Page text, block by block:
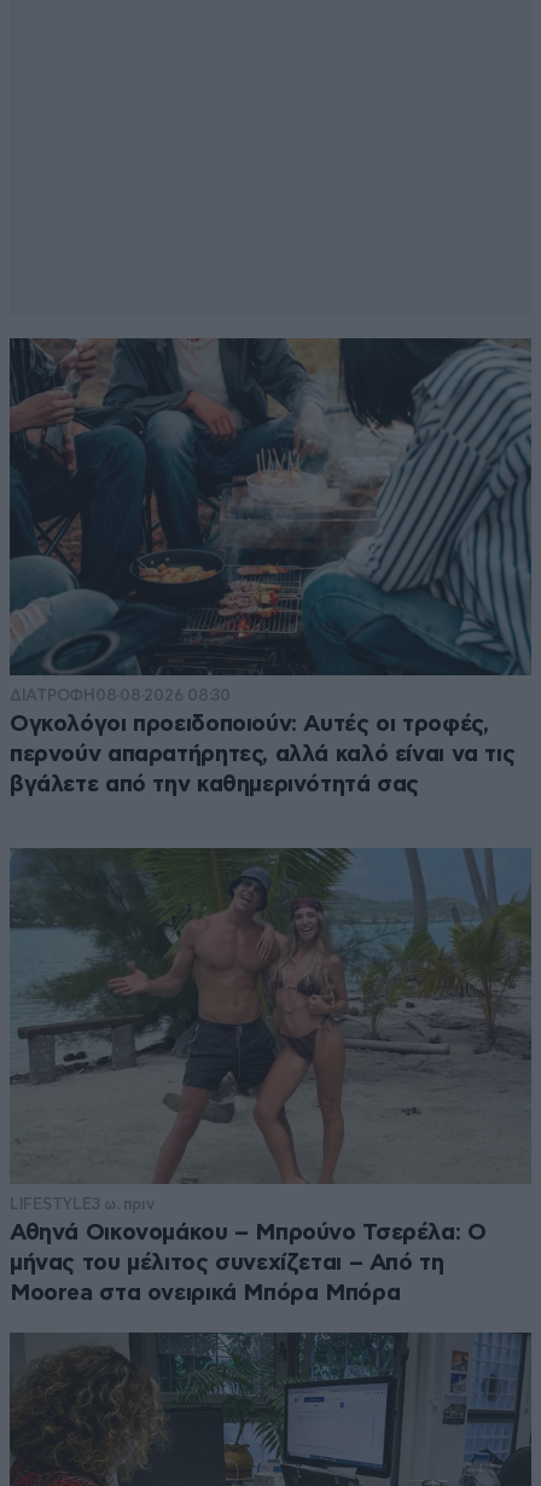
ΔΙΑΤΡΟΦΗ 08·08·2026 08:30
Ογκολόγοι προειδοποιούν: Αυτές οι τροφές,
περνούν απαρατήρητες, αλλά καλό είναι να τις
βγάλετε από την καθημερινότητά σας
LIFESTYLE3 ω. πριν
Αθηνά Οικονομάκου – Μπρούνο Τσερέλα: Ο
μήνας του μέλιτος συνεχίζεται – Από τη
Moorea στα ονειρικά Μπόρα Μπόρα